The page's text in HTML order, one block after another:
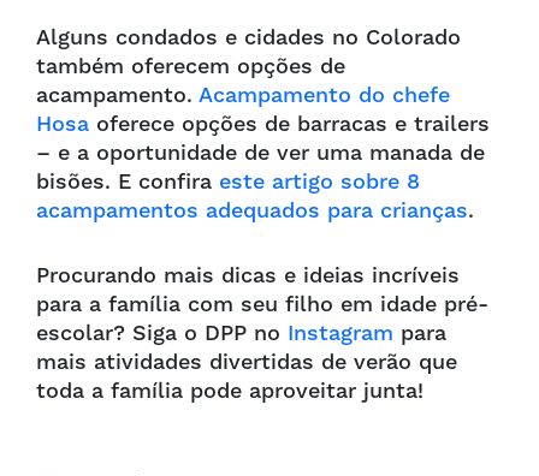
Alguns condados e cidades no Colorado
também oferecem opções de
acampamento. Acampamento do chefe
Hosa oferece opções de barracas e trailers
– e a oportunidade de ver uma manada de
bisões. E confira este artigo sobre 8
acampamentos adequados para crianças.
Procurando mais dicas e ideias incríveis
para a família com seu filho em idade pré-
escolar? Siga o DPP no Instagram para
mais atividades divertidas de verão que
toda a família pode aproveitar junta!